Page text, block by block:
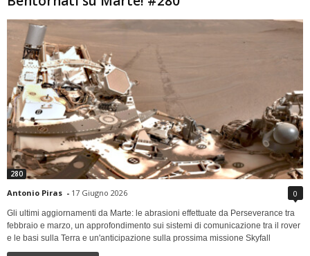
280
Antonio Piras - 17 Giugno 2026 0
Gli ultimi aggiornamenti da Marte: le abrasioni effettuate da Perseverance tra
febbraio e marzo, un approfondimento sui sistemi di comunicazione tra il rover
e le basi sulla Terra e un'anticipazione sulla prossima missione Skyfall